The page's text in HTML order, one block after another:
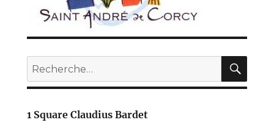
Recherche
pour :
1 Square Claudius Bardet